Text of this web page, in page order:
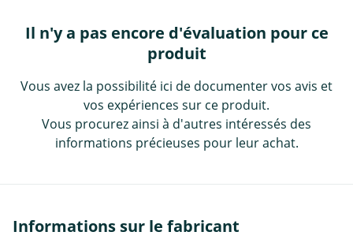
Il n'y a pas encore d'évaluation pour ce
produit
Vous avez la possibilité ici de documenter vos avis et
vos expériences sur ce produit.
Vous procurez ainsi à d'autres intéressés des
informations précieuses pour leur achat.
Informations sur le fabricant